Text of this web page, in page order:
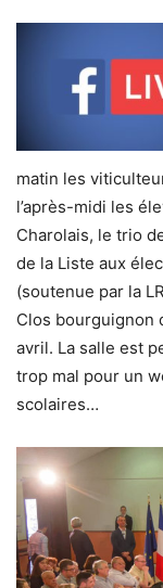
matin les
l’après-midi les
Charolais, le trio
de la Liste aux
(soutenue par la
Clos bourguignon
avril. La salle est
trop mal pour un
scolaires…